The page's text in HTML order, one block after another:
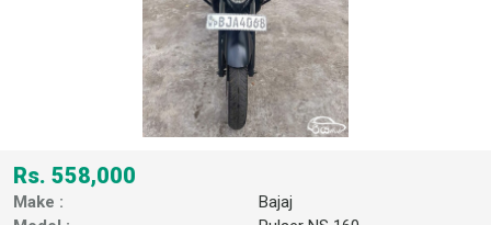
Rs. 558,000
Make :
Bajaj